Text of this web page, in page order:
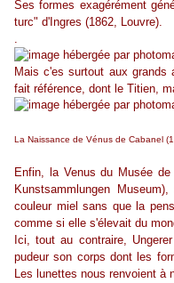
Ses formes exagérément
turc" d'Ingres (1862, Louvre).
.
Mais c'es surtout aux grands
fait référence, dont le Titien,
La Naissance de Vénus de Cabanel
Enfin, la Venus du Musée
Kunstsammlungen
couleur miel sans que la
comme si elle s'élevait du
Ici, tout au contraire,
pudeur son corps dont les
Les lunettes nous renvoient à